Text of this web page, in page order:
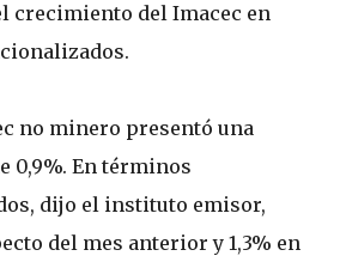
crecimiento del Imacec en
no minero presentó una
0,9%. En términos
dijo el instituto emisor,
del mes anterior y 1,3% en